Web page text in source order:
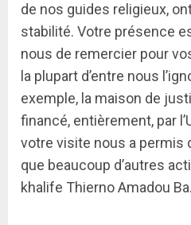
de nos guides religieux,
stabilité. Votre présence
nous de remercier pour
la plupart d’entre nous
exemple, la maison de
financé, entièrement, par
votre visite nous a permis
que beaucoup d’autres
khalife Thierno Amadou Ba.